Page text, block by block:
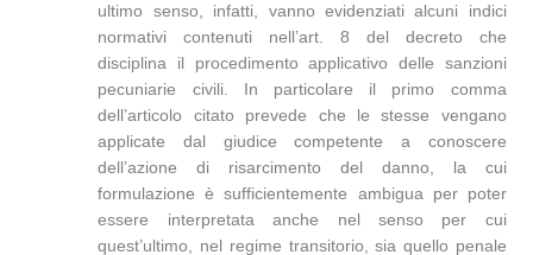
ultimo senso, infatti, vanno evidenziati alcuni indici
normativi contenuti nell’art. 8 del decreto che
disciplina il procedimento applicativo delle sanzioni
pecuniarie civili. In particolare il primo comma
dell’articolo citato prevede che le stesse vengano
applicate dal giudice competente a conoscere
dell’azione di risarcimento del danno, la cui
formulazione è sufficientemente ambigua per poter
essere interpretata anche nel senso per cui
quest’ultimo, nel regime transitorio, sia quello penale